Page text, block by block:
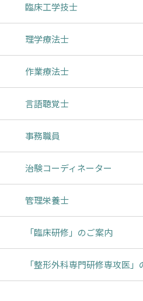
臨床工学技士
理学療法士
作業療法士
言語聴覚士
事務職員
治験コーディネーター
管理栄養士
「臨床研修」のご案内
「整形外科専門研修専攻医」